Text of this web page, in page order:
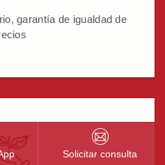
garantía de igualdad de
Solicitar consulta